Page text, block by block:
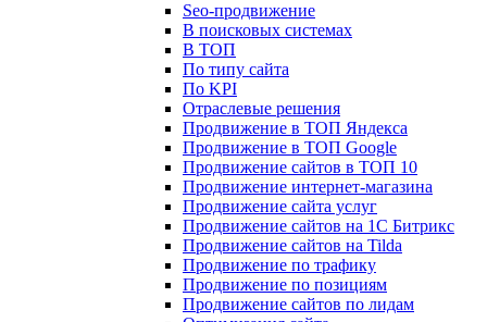
Seo-продвижение
В поисковых системах
В ТОП
По типу сайта
По KPI
Отраслевые решения
Продвижение в ТОП Яндекса
Продвижение в ТОП Google
Продвижение сайтов в ТОП 10
Продвижение интернет-магазина
Продвижение сайта услуг
Продвижение сайтов на 1С Битрикс
Продвижение сайтов на Tilda
Продвижение по трафику
Продвижение по позициям
Продвижение сайтов по лидам